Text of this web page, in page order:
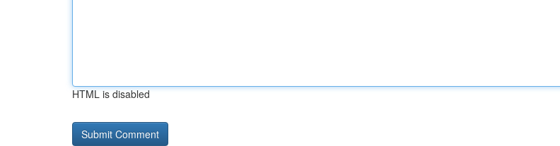
HTML is disabled